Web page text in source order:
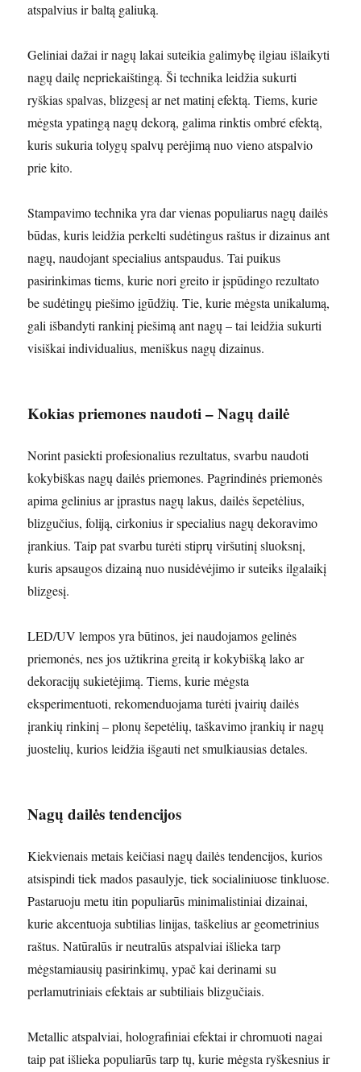
atspalvius ir baltą galiuką.
Geliniai dažai ir nagų lakai suteikia galimybę ilgiau išlaikyti
nagų dailę nepriekaištingą. Ši technika leidžia sukurti
ryškias spalvas, blizgesį ar net matinį efektą. Tiems, kurie
mėgsta ypatingą nagų dekorą, galima rinktis ombré efektą,
kuris sukuria tolygų spalvų perėjimą nuo vieno atspalvio
prie kito.
Stampavimo technika yra dar vienas populiarus nagų dailės
būdas, kuris leidžia perkelti sudėtingus raštus ir dizainus ant
nagų, naudojant specialius antspaudus. Tai puikus
pasirinkimas tiems, kurie nori greito ir įspūdingo rezultato
be sudėtingų piešimo įgūdžių. Tie, kurie mėgsta unikalumą,
gali išbandyti rankinį piešimą ant nagų – tai leidžia sukurti
visiškai individualius, meniškus nagų dizainus.
Kokias priemones naudoti – Nagų dailė
Norint pasiekti profesionalius rezultatus, svarbu naudoti
kokybiškas nagų dailės priemones. Pagrindinės priemonės
apima gelinius ar įprastus nagų lakus, dailės šepetėlius,
blizgučius, foliją, cirkonius ir specialius nagų dekoravimo
įrankius. Taip pat svarbu turėti stiprų viršutinį sluoksnį,
kuris apsaugos dizainą nuo nusidėvėjimo ir suteiks ilgalaikį
blizgesį.
LED/UV lempos yra būtinos, jei naudojamos gelinės
priemonės, nes jos užtikrina greitą ir kokybišką lako ar
dekoracijų sukietėjimą. Tiems, kurie mėgsta
eksperimentuoti, rekomenduojama turėti įvairių dailės
įrankių rinkinį – plonų šepetėlių, taškavimo įrankių ir nagų
juostelių, kurios leidžia išgauti net smulkiausias detales.
Nagų dailės tendencijos
Kiekvienais metais keičiasi nagų dailės tendencijos, kurios
atsispindi tiek mados pasaulyje, tiek socialiniuose tinkluose.
Pastaruoju metu itin populiarūs minimalistiniai dizainai,
kurie akcentuoja subtilias linijas, taškelius ar geometrinius
raštus. Natūralūs ir neutralūs atspalviai išlieka tarp
mėgstamiausių pasirinkimų, ypač kai derinami su
perlamutriniais efektais ar subtiliais blizgučiais.
Metallic atspalviai, holografiniai efektai ir chromuoti nagai
taip pat išlieka populiarūs tarp tų, kurie mėgsta ryškesnius ir